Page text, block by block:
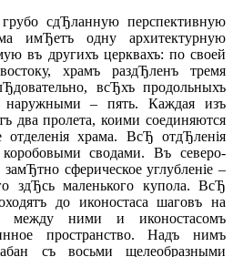
сдЂланную перспективную
имЂетъ одну архитектурную
въ другихъ церквахъ: по своей
храмъ раздЂленъ тремя
всЂхъ продольныхъ
наружными – пять. Каждая изъ
два пролета, коими соединяются
отделенiя храма. ВсЂ отдЂленiя
сводами. Въ северо-
сферическое углубленiе –
здЂсь маленького купола. ВсЂ
до иконостаса шаговъ на
между ними и иконостасомъ
пространство. Надъ нимъ
съ восьми щелеобразными